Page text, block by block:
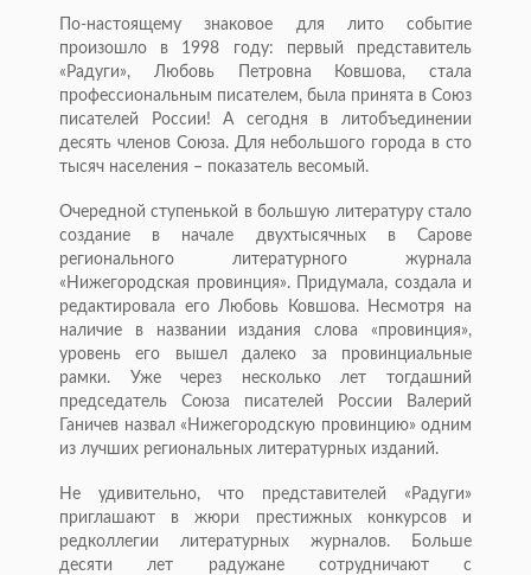
По-настоящему знаковое для лито событие
произошло в 1998 году: первый представитель
«Радуги», Любовь Петровна Ковшова, стала
профессиональным писателем, была принята в Союз
писателей России! А сегодня в литобъединении
десять членов Союза. Для небольшого города в сто
тысяч населения – показатель весомый.
Очередной ступенькой в большую литературу стало
создание в начале двухтысячных в Сарове
регионального литературного журнала
«Нижегородская провинция». Придумала, создала и
редактировала его Любовь Ковшова. Несмотря на
наличие в названии издания слова «провинция»,
уровень его вышел далеко за провинциальные
рамки. Уже через несколько лет тогдашний
председатель Союза писателей России Валерий
Ганичев назвал «Нижегородскую провинцию» одним
из лучших региональных литературных изданий.
Не удивительно, что представителей «Радуги»
приглашают в жюри престижных конкурсов и
редколлегии литературных журналов. Больше
десяти лет радужане сотрудничают с